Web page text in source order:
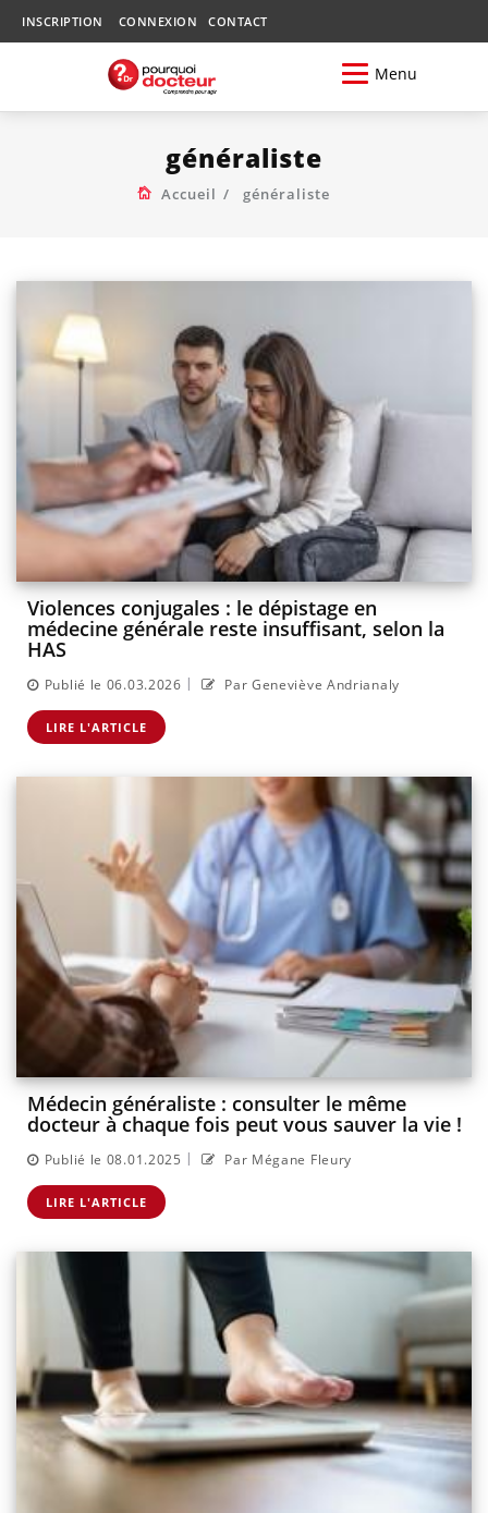
INSCRIPTION CONNEXION CONTACT
Menu
généraliste
Accueil généraliste
Violences conjugales : le dépistage en
médecine générale reste insuffisant, selon la
HAS
Publié le 06.03.2026 | Par Geneviève Andrianaly
LIRE L'ARTICLE
Médecin généraliste : consulter le même
docteur à chaque fois peut vous sauver la vie !
Publié le 08.01.2025 | Par Mégane Fleury
LIRE L'ARTICLE